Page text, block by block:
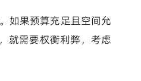
如果预算充足且空间允
就需要权衡利弊，考虑